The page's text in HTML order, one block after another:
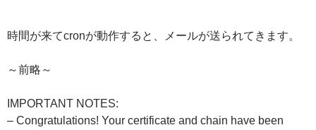
時間が来てcronが動作すると、メールが送られてきます。
～前略～
IMPORTANT NOTES:
– Congratulations! Your certificate and chain have been